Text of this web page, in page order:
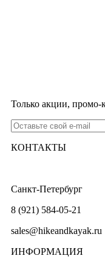
Только акции, промо-
КОНТАКТЫ
Санкт-Петербург
8 (921) 584-05-21
sales@hikeandkayak.ru
ИНФОРМАЦИЯ